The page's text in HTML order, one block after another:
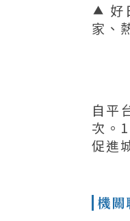
好
家、
自平
次。
促進
機關